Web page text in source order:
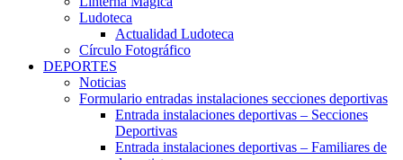
Ludoteca
Actualidad Ludoteca
Círculo Fotográfico
DEPORTES
Noticias
Formulario entradas instalaciones secciones deportivas
Entrada instalaciones deportivas – Secciones
Deportivas
Entrada instalaciones deportivas – Familiares de